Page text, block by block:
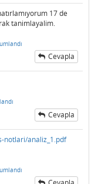
17 de
tanimlayalim.
Cevapla
Cevapla
notlari/analiz_1.pdf